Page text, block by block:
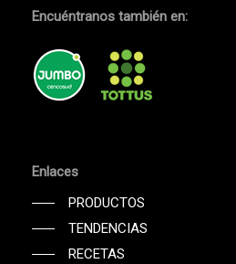
Encuéntranos también en:
Enlaces
PRODUCTOS
TENDENCIAS
RECETAS